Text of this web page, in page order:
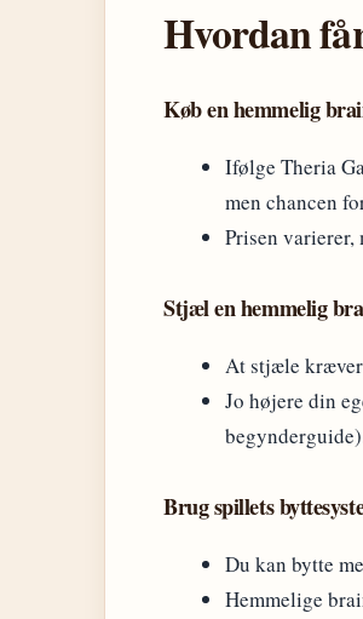
Hvordan
Køb en hemmelig
Ifølge Theria
men chancen
Prisen varierer,
Stjæl en hemmelig
At stjæle kræver
Jo højere din
Brug spillets
Du kan bytte
Hemmelige